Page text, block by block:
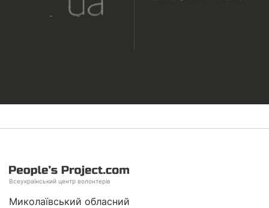
Всеукраїнський центр волонтерів
Миколаївський обласний